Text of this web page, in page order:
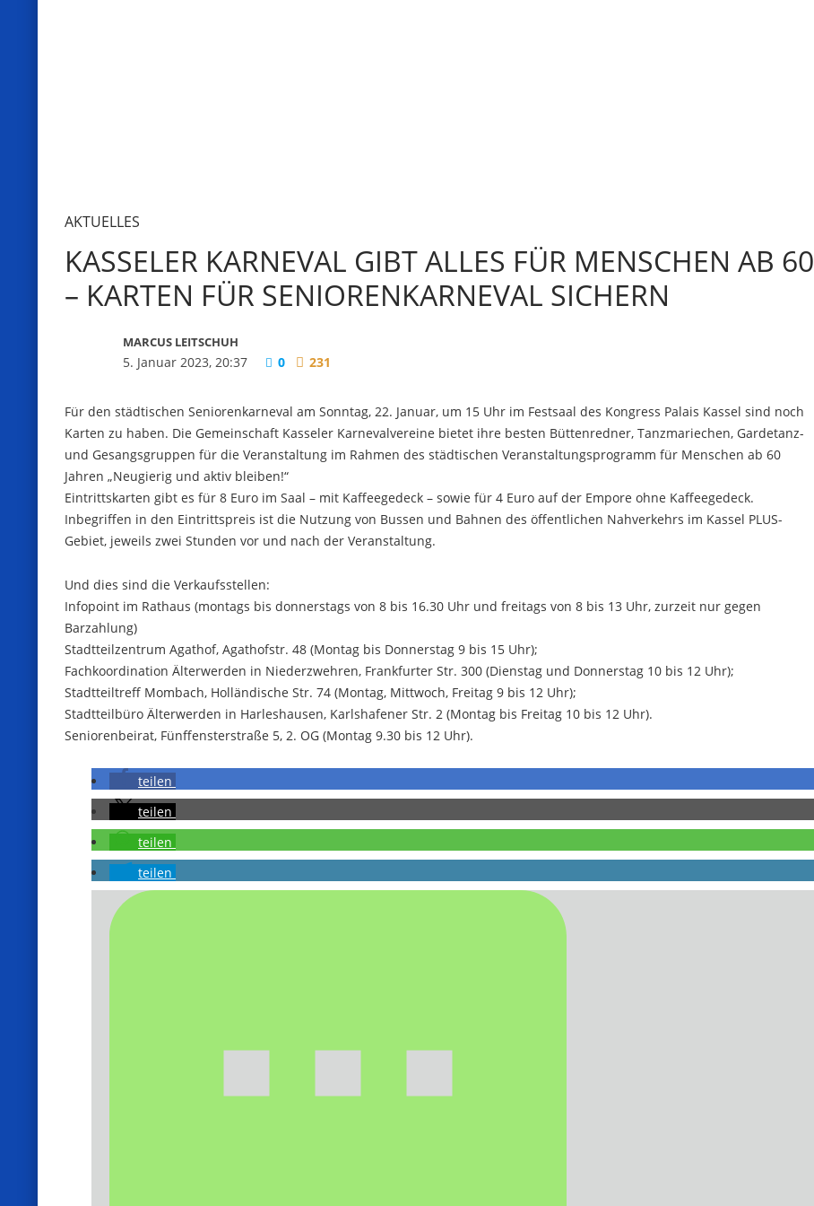
AKTUELLES
KASSELER KARNEVAL GIBT ALLES FÜR MENSCHEN AB 60
– KARTEN FÜR SENIORENKARNEVAL SICHERN
MARCUS LEITSCHUH
5. Januar 2023, 20:37 0 231
Für den städtischen Seniorenkarneval am Sonntag, 22. Januar, um 15 Uhr im Festsaal des Kongress Palais Kassel sind noch
Karten zu haben. Die Gemeinschaft Kasseler Karnevalvereine bietet ihre besten Büttenredner, Tanzmariechen, Gardetanz-
und Gesangsgruppen für die Veranstaltung im Rahmen des städtischen Veranstaltungsprogramm für Menschen ab 60
Jahren „Neugierig und aktiv bleiben!“
Eintrittskarten gibt es für 8 Euro im Saal – mit Kaffeegedeck – sowie für 4 Euro auf der Empore ohne Kaffeegedeck.
Inbegriffen in den Eintrittspreis ist die Nutzung von Bussen und Bahnen des öffentlichen Nahverkehrs im Kassel PLUS-
Gebiet, jeweils zwei Stunden vor und nach der Veranstaltung.
Und dies sind die Verkaufsstellen:
Infopoint im Rathaus (montags bis donnerstags von 8 bis 16.30 Uhr und freitags von 8 bis 13 Uhr, zurzeit nur gegen
Barzahlung)
Stadtteilzentrum Agathof, Agathofstr. 48 (Montag bis Donnerstag 9 bis 15 Uhr);
Fachkoordination Älterwerden in Niederzwehren, Frankfurter Str. 300 (Dienstag und Donnerstag 10 bis 12 Uhr);
Stadtteiltreff Mombach, Holländische Str. 74 (Montag, Mittwoch, Freitag 9 bis 12 Uhr);
Stadtteilbüro Älterwerden in Harleshausen, Karlshafener Str. 2 (Montag bis Freitag 10 bis 12 Uhr).
Seniorenbeirat, Fünffensterstraße 5, 2. OG (Montag 9.30 bis 12 Uhr).
teilen
teilen
teilen
teilen